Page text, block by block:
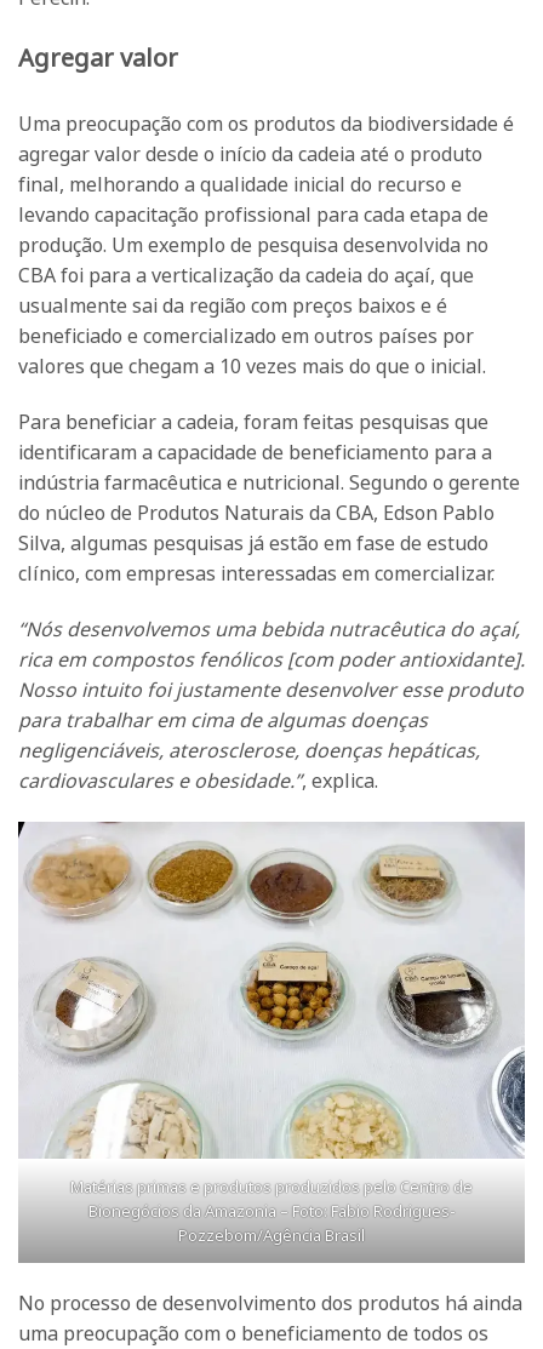
Agregar valor
Uma preocupação com os produtos da biodiversidade é
agregar valor desde o início da cadeia até o produto
final, melhorando a qualidade inicial do recurso e
levando capacitação profissional para cada etapa de
produção. Um exemplo de pesquisa desenvolvida no
CBA foi para a verticalização da cadeia do açaí, que
usualmente sai da região com preços baixos e é
beneficiado e comercializado em outros países por
valores que chegam a 10 vezes mais do que o inicial.
Para beneficiar a cadeia, foram feitas pesquisas que
identificaram a capacidade de beneficiamento para a
indústria farmacêutica e nutricional. Segundo o gerente
do núcleo de Produtos Naturais da CBA, Edson Pablo
Silva, algumas pesquisas já estão em fase de estudo
clínico, com empresas interessadas em comercializar.
“Nós desenvolvemos uma bebida nutracêutica do açaí,
rica em compostos fenólicos [com poder antioxidante].
Nosso intuito foi justamente desenvolver esse produto
para trabalhar em cima de algumas doenças
negligenciáveis, aterosclerose, doenças hepáticas,
cardiovasculares e obesidade.”, explica.
Matérias primas e produtos produzidos pelo Centro de
Bionegócios da Amazonia – Foto: Fabio Rodrigues-
Pozzebom/Agência Brasil
No processo de desenvolvimento dos produtos há ainda
uma preocupação com o beneficiamento de todos os